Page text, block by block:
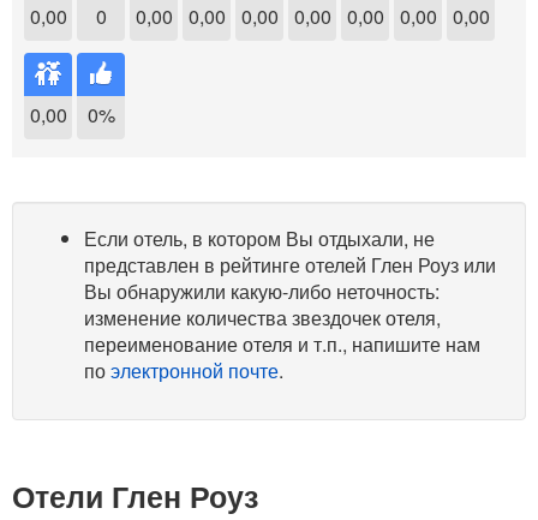
0,00 0 0,00 0,00 0,00 0,00 0,00 0,00 0,00
0,00 0%
Если отель, в котором Вы отдыхали, не
представлен в рейтинге отелей Глен Роуз или
Вы обнаружили какую-либо неточность:
изменение количества звездочек отеля,
переименование отеля и т.п., напишите нам
поэлектронной почте.
Отели Глен Роуз